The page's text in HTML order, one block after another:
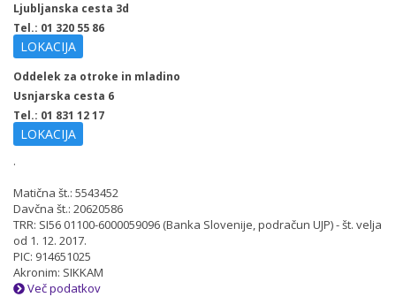
Ljubljanska cesta 3d
Tel.: 01 320 55 86
LOKACIJA
Oddelek za otroke in mladino
Usnjarska cesta 6
Tel.: 01 831 12 17
LOKACIJA
.
Matična št.: 5543452
Davčna št.: 20620586
TRR: SI56 01100-6000059096 (Banka Slovenije, podračun UJP) - št. velja
od 1. 12. 2017.
PIC: 914651025
Akronim: SIKKAM
Več podatkov